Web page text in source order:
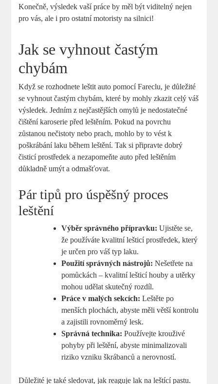
Konečně, výsledek vaší práce by měl být viditelný nejen
pro vás, ale i pro ostatní motoristy na silnici!
Jak se vyhnout častým
chybám
Když se rozhodnete leštit auto pomocí Fareclu, je důležité
se vyhnout častým chybám, které by mohly zkazit celý váš
výsledek. Jedním z nejčastějších omylů je nedostatečné
čištění karoserie před leštěním. Pokud na povrchu
zůstanou nečistoty nebo prach, mohlo by to vést k
poškrábání laku během leštění. Tak si připravte dobrý
čisticí prostředek a nezapomeňte auto před leštěním
důkladně umýt a odmašťovat.
Pár tipů pro úspěšný proces
leštění
Výběr správného přípravku: Ujistěte se,
že používáte kvalitní lešticí prostředek, který
je určen pro váš typ laku.
Použití správných nástrojů: Nešetřete na
pomůckách – kvalitní lešticí houby a utěrky
mohou udělat skutečný rozdíl.
Práce v malých sekcích: Leštěte po
menších plochách, abyste měli větší kontrolu
a zajistili rovnoměrný lesk.
Správná technika: Používejte krouživé
pohyby při leštění, abyste minimalizovali
riziko vzniku škrábanců a nerovností.
Důležité je také sledovat, jak reaguje lak na leštící pastu.